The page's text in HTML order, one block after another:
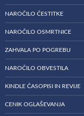
NAROČILO ČESTITKE
NAROČILO OSMRTNICE
ZAHVALA PO POGREBU
NAROČILO OBVESTILA
KINDLE ČASOPISI IN REVIJE
CENIK OGLAŠEVANJA